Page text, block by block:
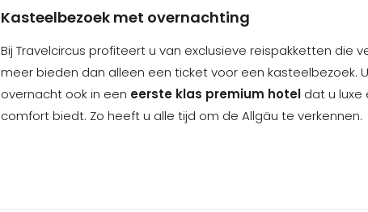
Kasteelbezoek met overnachting
Bij Travelcircus profiteert u van exclusieve reispakketten die
meer bieden dan alleen een ticket voor een kasteelbezoek. U
overnacht ook in een eerste klas premium hotel dat u luxe
comfort biedt. Zo heeft u alle tijd om de Allgäu te verkennen.